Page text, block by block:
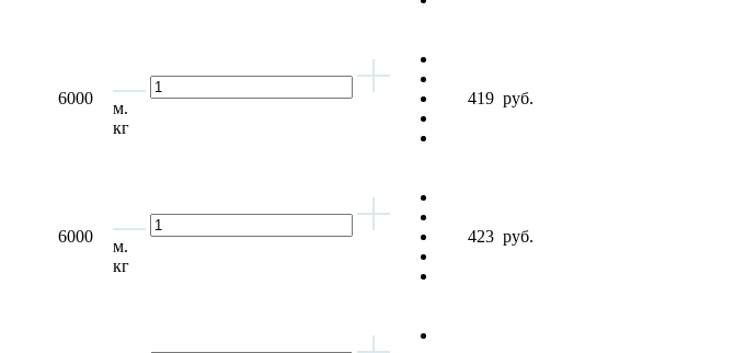
6000
м.
кг
419 руб.
6000
м.
кг
423 руб.